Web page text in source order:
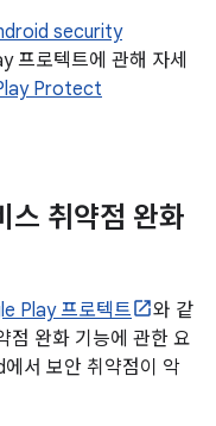
security
프로텍트에 관해 자세
Protect
취약점 완화
Play 프로텍트
와 같
점 완화 기능에 관한 요
서 보안 취약점이 악